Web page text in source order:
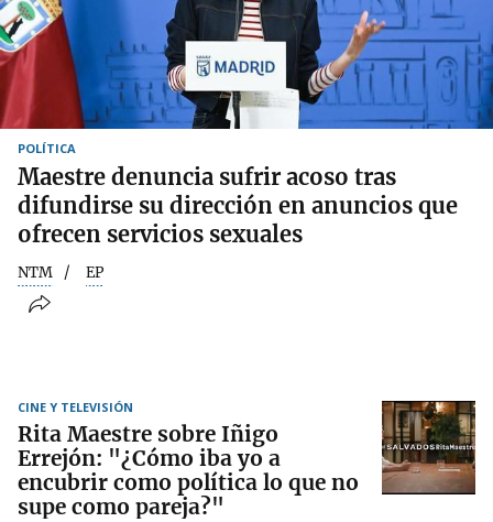
POLÍTICA
Maestre denuncia sufrir acoso tras
difundirse su dirección en anuncios que
ofrecen servicios sexuales
NTM EP
CINE Y TELEVISIÓN
Rita Maestre sobre Iñigo
Errejón: "¿Cómo iba yo a
encubrir como política lo que no
supe como pareja?"